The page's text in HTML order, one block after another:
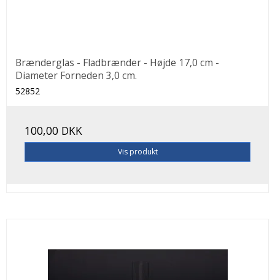
Brænderglas - Fladbrænder - Højde 17,0 cm -
Diameter Forneden 3,0 cm.
52852
100,00 DKK
Vis produkt